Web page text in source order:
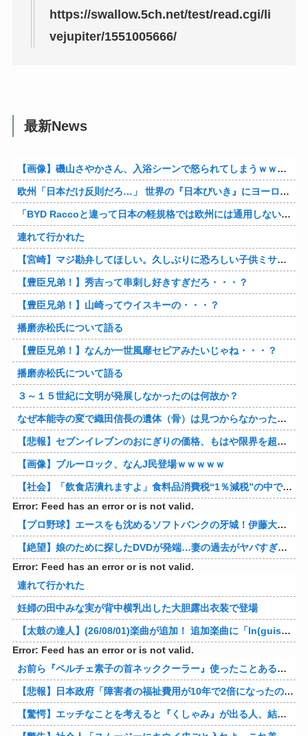
https://swallow.5ch.net/test/read.cgi/li
vejupiter/1551005666/
最新News
【画像】磯山さやかさん、入浴シーンで怒られてしまうｗｗｗｗｗｗ
欧州「日本だけ反則だろ…」 世界の『日本びいき』にヨーロッパ全土から不満の声
「BYD Raccoと違って日本の軽規格では欧州には通用しない」と自動車系ライターが示唆、だが速攻で反例を提示されて即落ち二コマ状態に……
連れて行かれた
【宮崎】マジ勘弁してほしい。久しぶりに恐ろしい子供ミサイルを見た。
【豊臣兄弟！】秀吉って串刺し好きすぎだろ・・・？
【豊臣兄弟！】山崎ってウイスキーの・・・？
播磨赤松氏について語る
【豊臣兄弟！】なんか一世風靡セピアみたいじゃね・・・？
播磨赤松氏について語る
３～１５世紀に文明が発展しなかったのは何故か？
なぜ本能寺の変で織田信長の遺体（骨）は見つからなかったのか
【悲報】セブンイレブンのおにぎりの価格、もはや限界を超える
【画像】ブルーロック、なんJ民登場ｗｗｗｗｗ
【社会】「飲食店潰れますよ」食料品消費税“1％減税”の中で上がる懸念 外食は10％で“9％”差に…一方で対象の弁当店でも悲痛な声「値下げできない…」
Error: Feed has an error or is not valid.
【プロ野球】エースをも沈めるソフトバンクの牙城！伊藤大海の対ホークス防御率から見るパリーグの厳しさ
【絶望】娘のために探したDVDが発端…妻の過去がヤバすぎてメンタル崩壊ｗｗｗｗ 他
Error: Feed has an error or is not valid.
連れて行かれた
妊婦の田中みな実が背中横乳出した大胆露出衣装で登場
【太鼓の達人】(26/08/01)楽曲が追加！ 追加楽曲に「ln(guis・tics) / Sephid」「Remnath / ぺのれり」の2曲が登場！！
Error: Feed has an error or is not valid.
お前ら『ペルチェ素子の首ネッククーラー』使ったことあるか？
【悲報】日本政府「障害者の福祉費用が10年で2倍になったので抑制します」
【驚愕】エッチなことを考えると『くしゃみ』が出る人、結構いると判明